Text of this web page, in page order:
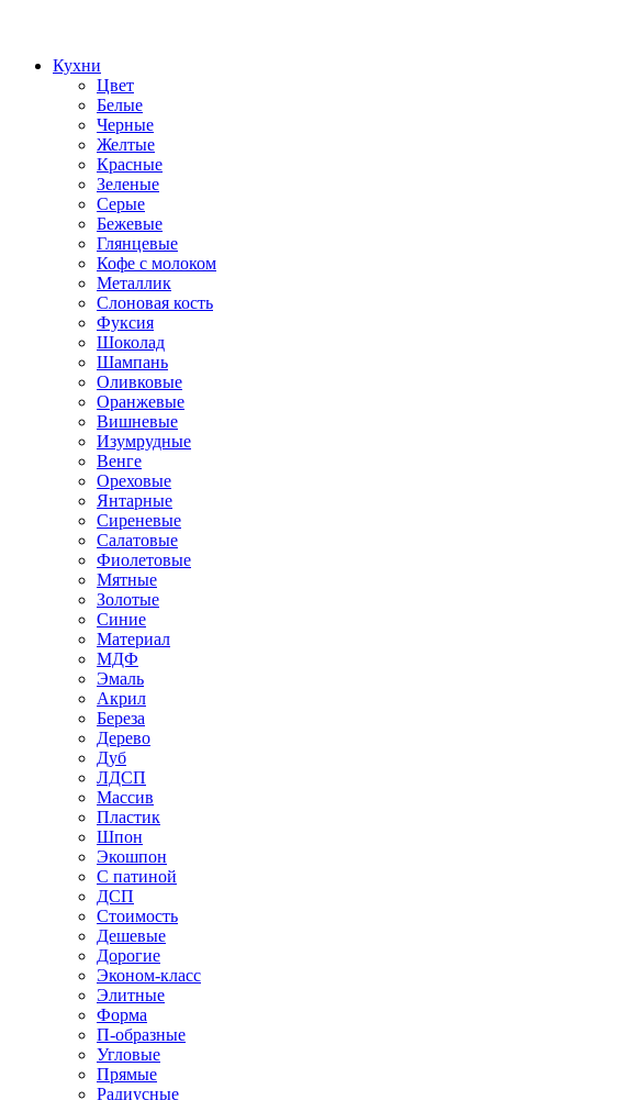
Кухни
Цвет
Белые
Черные
Желтые
Красные
Зеленые
Серые
Бежевые
Глянцевые
Кофе с молоком
Металлик
Слоновая кость
Фуксия
Шоколад
Шампань
Оливковые
Оранжевые
Вишневые
Изумрудные
Венге
Ореховые
Янтарные
Сиреневые
Салатовые
Фиолетовые
Мятные
Золотые
Синие
Материал
МДФ
Эмаль
Акрил
Береза
Дерево
Дуб
ЛДСП
Массив
Пластик
Шпон
Экошпон
С патиной
ДСП
Стоимость
Дешевые
Дорогие
Эконом-класс
Элитные
Форма
П-образные
Угловые
Прямые
Радиусные